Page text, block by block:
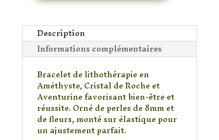
Bracelet
&
Cristal
de
Aventurine
Description
Informations complémentaires
Bracelet de lithothérapie en
Améthyste, Cristal de Roche et
Aventurine favorisant bien-être et
réussite. Orné de perles de 8mm et
de fleurs, monté sur élastique pour
un ajustement parfait.